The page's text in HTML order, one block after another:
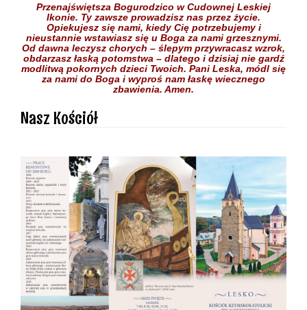
Przenajświętsza Bogurodzico w Cudownej Leskiej
Ikonie. Ty zawsze prowadzisz nas przez życie.
Opiekujesz się nami, kiedy Cię potrzebujemyi
nieustannie wstawiasz się u Boga za nami grzesznymi.
Od dawna leczysz chorych – ślepym przywracasz wzrok,
obdarzasz łaską potomstwa – dlatego i dzisiaj nie gardź
modlitwą pokornych dzieci Twoich. Pani Leska, módl się
za nami do Boga i wyproś nam łaskę wiecznego
zbawienia. Amen.
Nasz Kościół